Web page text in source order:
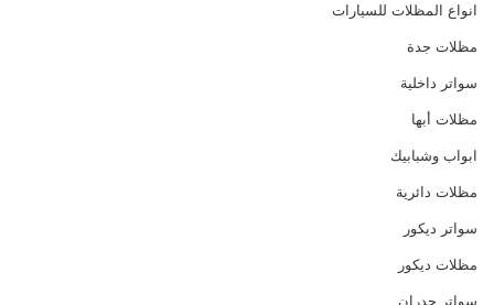
انواع المظلات للسيارات
مظلات جدة
سواتر داخلية
مظلات أبها
ابواب وشبابيك
مظلات دائرية
سواتر ديكور
مظلات ديكور
سواتر جدران